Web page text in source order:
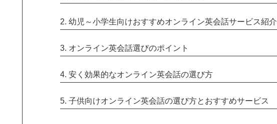
2. 幼児～小学生向けおすすめオンライン英会話サービス紹介
3. オンライン英会話選びのポイント
4. 安く効果的なオンライン英会話の選び方
5. 子供向けオンライン英会話の選び方とおすすめサービス